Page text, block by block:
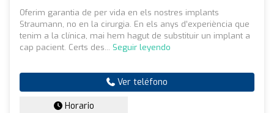
Oferim garantia de per vida en els nostres implants
Straumann, no en la cirurgia. En els anys d’experiència que
tenim a la clínica, mai hem hagut de substituir un implant a
cap pacient. Certs des... Seguir leyendo
Ver teléfono
Horario